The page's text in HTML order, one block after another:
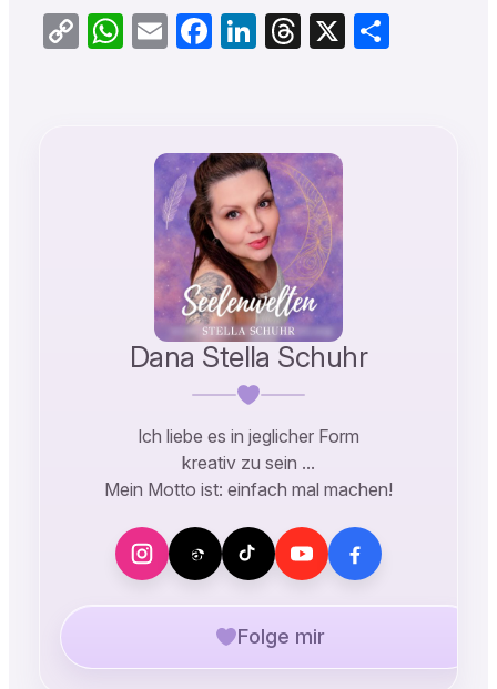
CopyWhatsApp
EmailFacebook
LinkedIn
Threads
X Teilen
Dana Stella Schuhr
Ich liebe es in jeglicher Form
kreativ zu sein …
Mein Motto ist: einfach mal machen!
Folge mir